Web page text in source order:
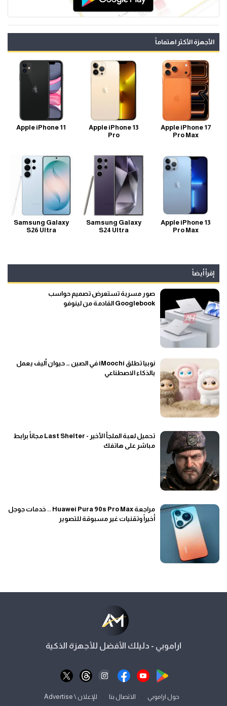
الأجهزة الأكثر اهتماماً
Apple iPhone 17
Pro Max
Apple iPhone 13
Pro
Apple iPhone 11
Apple iPhone 13
Pro Max
Samsung Galaxy
S24 Ultra
Samsung Galaxy
S26 Ultra
إقرأ أيضاً
صور مسربة تستعرض تصميم حواسب
Googlebook القادمة من لينوفو
نوبيا تطلق iMoochi في الصين … حيوان أليف يعمل
بالذكاء الاصطناعي
تحميل لعبة الملجأ الأخير - Last Shelter مجاناً برابط
مباشر على هاتفك
مراجعة Huawei Pura 90s Pro Max .. خدمات جوجل
أخيراً وتقنيات غير مسبوقة للتصوير
اراموبي - دليلك الأفضل للأجهزة الذكية
حول اراموبي الاتصال بنا للإعلان \ Advertise